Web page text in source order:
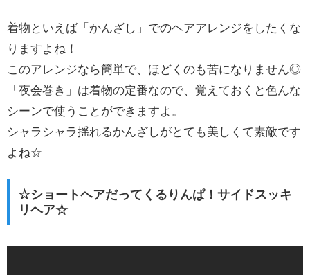
着物といえば「かんざし」でのヘアアレンジをしたくな
りますよね！
このアレンジなら簡単で、ほどくのも苦になりません◎
「夜会巻き」は着物の定番なので、覚えておくと色んな
シーンで使うことができますよ。
シャラシャラ揺れるかんざしがとても美しくて素敵です
よね☆
☆ショートヘアだってくるりんぱ！サイドスッキ
リヘア☆